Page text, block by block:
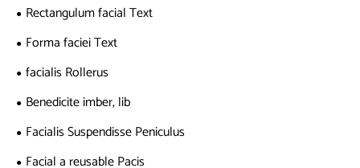
Rectangulum facial Text
Forma faciei Text
facialis Rollerus
Benedicite imber, lib
Facialis Suspendisse Peniculus
Facial a reusable Pacis